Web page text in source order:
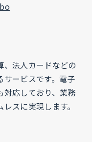
、法人カードなどの
ービスです。電子
対応しており、業務
スに実現します。